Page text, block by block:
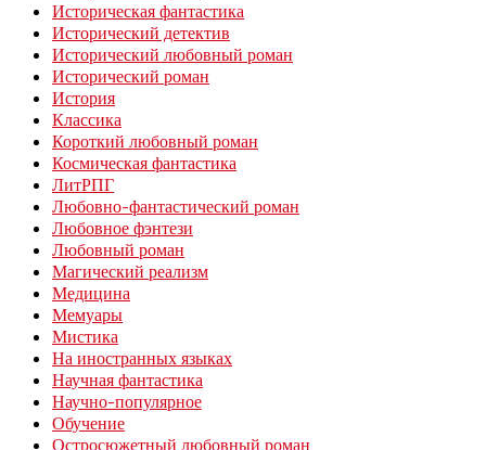
Историческая фантастика
Исторический детектив
Исторический любовный роман
Исторический роман
История
Классика
Короткий любовный роман
Космическая фантастика
ЛитРПГ
Любовно-фантастический роман
Любовное фэнтези
Любовный роман
Магический реализм
Медицина
Мемуары
Мистика
На иностранных языках
Научная фантастика
Научно-популярное
Обучение
Остросюжетный любовный роман